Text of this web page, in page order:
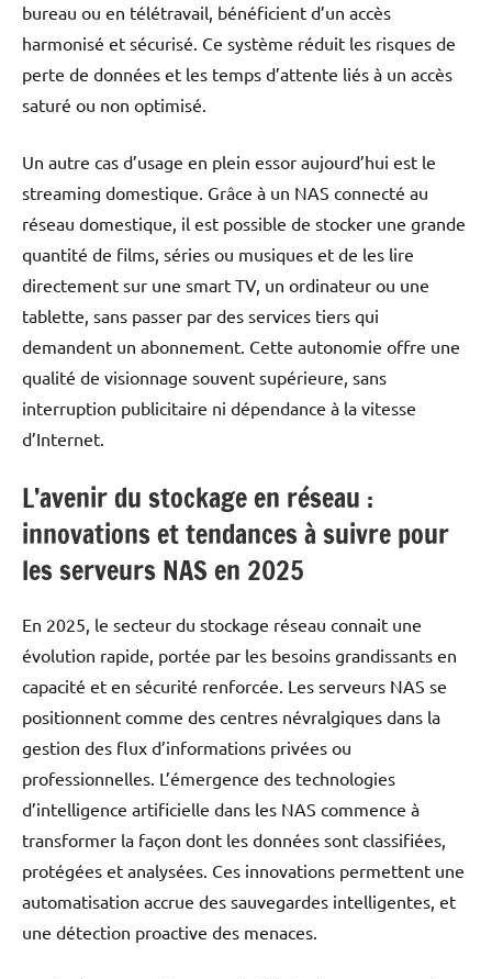
bureau ou en télétravail, bénéficient d’un accès
harmonisé et sécurisé. Ce système réduit les risques de
perte de données et les temps d’attente liés à un accès
saturé ou non optimisé.
Un autre cas d’usage en plein essor aujourd’hui est le
streaming domestique. Grâce à un NAS connecté au
réseau domestique, il est possible de stocker une grande
quantité de films, séries ou musiques et de les lire
directement sur une smart TV, un ordinateur ou une
tablette, sans passer par des services tiers qui
demandent un abonnement. Cette autonomie offre une
qualité de visionnage souvent supérieure, sans
interruption publicitaire ni dépendance à la vitesse
d’Internet.
L’avenir du stockage en réseau :
innovations et tendances à suivre pour
les serveurs NAS en 2025
En 2025, le secteur du stockage réseau connait une
évolution rapide, portée par les besoins grandissants en
capacité et en sécurité renforcée. Les serveurs NAS se
positionnent comme des centres névralgiques dans la
gestion des flux d’informations privées ou
professionnelles. L’émergence des technologies
d’intelligence artificielle dans les NAS commence à
transformer la façon dont les données sont classifiées,
protégées et analysées. Ces innovations permettent une
automatisation accrue des sauvegardes intelligentes, et
une détection proactive des menaces.